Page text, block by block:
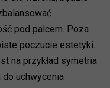
pod palcem. Poza
poczucie estetyki.
na przykład symetria
do uchwycenia